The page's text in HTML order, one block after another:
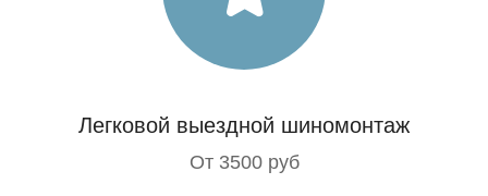
Легковой выездной шиномонтаж
От 3500 руб